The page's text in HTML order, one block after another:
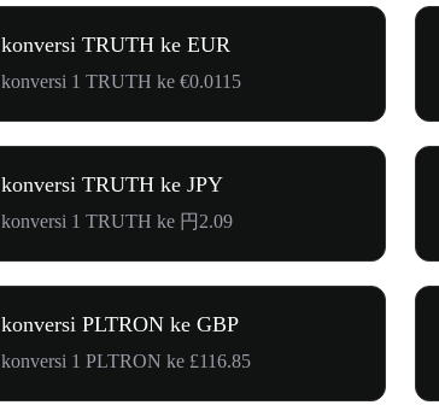
konversi TRUTH ke EUR
konversi 1 TRUTH ke €0.0115
konversi TRUTH ke JPY
konversi 1 TRUTH ke 円2.09
konversi PLTRON ke GBP
konversi 1 PLTRON ke £116.85